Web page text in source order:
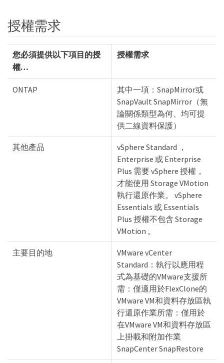
授權需求
您必須提供以下項目的授
權…​
授權需求
ONTAP
其中一項：SnapMirror或
SnapVault SnapMirror（無
論關係類型為何、均可提
供二線資料保護）
其他產品
vSphere Standard ，
Enterprise 或 Enterprise
Plus 需要 vSphere 授權，
才能使用 Storage VMotion
執行還原作業。 vSphere
Essentials 或 Essentials
Plus 授權不包含 Storage
VMotion 。
主要目的地
VMware vCenter
Standard：執行以應用程
式為基礎的VMware支援所
需：僅適用於FlexClone的
VMware VM和資料存放區執
行還原作業所需：僅用於
在VMware VM和資料存放區
上掛載和附加作業
SnapCenter SnapRestore